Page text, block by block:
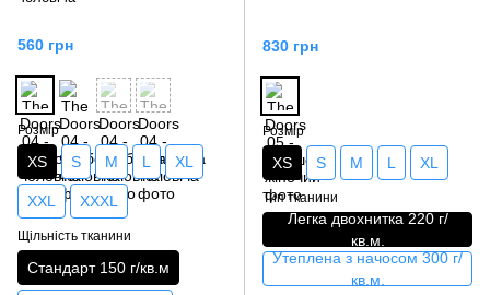
560 грн
Розмір
XS S M L XL
XXL XXXL
Щільність тканини
Стандарт 150 г/кв.м
830 грн
Розмір
XS S M L XL
Тип тканини
Легка двохнитка 220 г/
кв.м.
Утеплена з начосом 300 г/
кв.м.